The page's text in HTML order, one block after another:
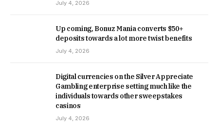
July 4, 2026
Up coming, Bonuz Mania converts $50+
deposits towards a lot more twist benefits
July 4, 2026
Digital currencies on the Silver Appreciate
Gambling enterprise setting much like the
individuals towards other sweepstakes
casinos
July 4, 2026